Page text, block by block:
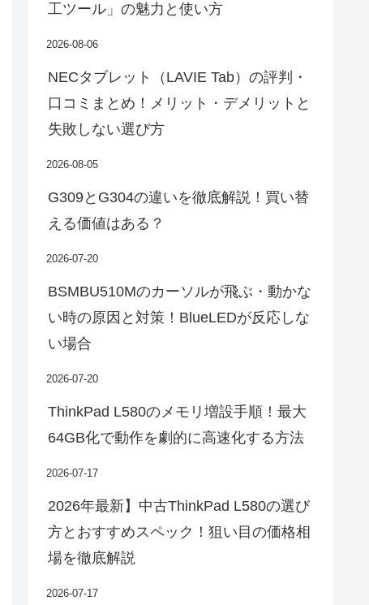
工ツール」の魅力と使い方
2026-08-06
NECタブレット（LAVIE Tab）の評判・
口コミまとめ！メリット・デメリットと
失敗しない選び方
2026-08-05
G309とG304の違いを徹底解説！買い替
える価値はある？
2026-07-20
BSMBU510Mのカーソルが飛ぶ・動かな
い時の原因と対策！BlueLEDが反応しな
い場合
2026-07-20
ThinkPad L580のメモリ増設手順！最大
64GB化で動作を劇的に高速化する方法
2026-07-17
2026年最新】中古ThinkPad L580の選び
方とおすすめスペック！狙い目の価格相
場を徹底解説
2026-07-17